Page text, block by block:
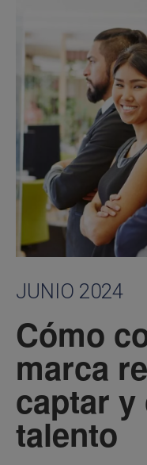
JUNIO 2024
Cómo
marca
captar
talento